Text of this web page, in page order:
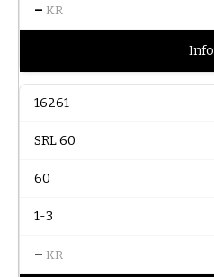
– KR
Info
16261
SRL 60
60
1-3
– KR